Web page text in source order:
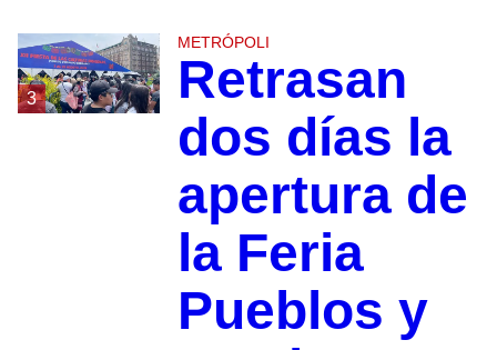
3
METRÓPOLI
Retrasan
dos días la
apertura de
la Feria
Pueblos y